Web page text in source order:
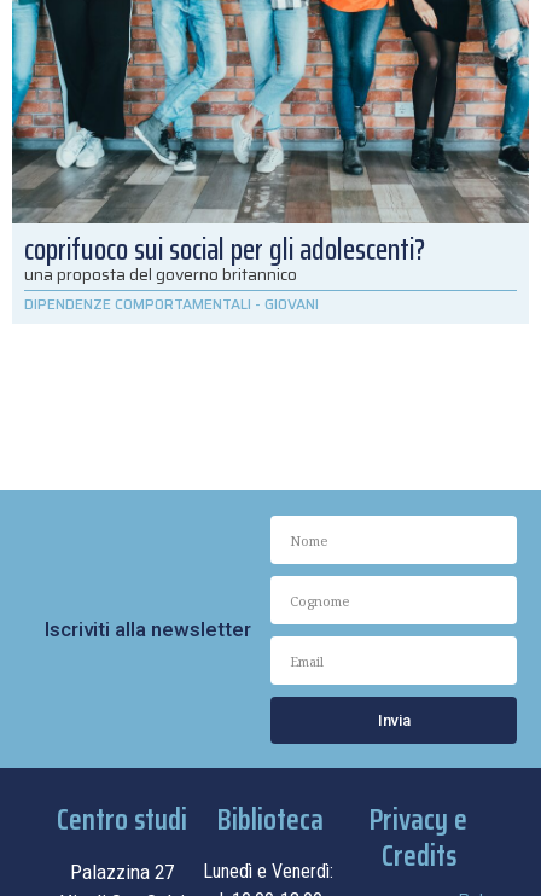
coprifuoco sui social per gli adolescenti?
una proposta del governo britannico
DIPENDENZE COMPORTAMENTALI - GIOVANI
Iscriviti alla newsletter
Invia
Centro studi
Palazzina 27
Biblioteca
Lunedì e Venerdì:
Privacy e
Credits